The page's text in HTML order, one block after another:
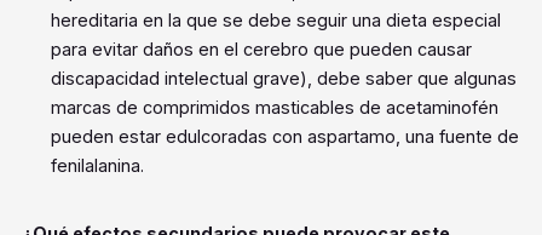
hereditaria en la que se debe seguir una dieta especial
para evitar daños en el cerebro que pueden causar
discapacidad intelectual grave), debe saber que algunas
marcas de comprimidos masticables de acetaminofén
pueden estar edulcoradas con aspartamo, una fuente de
fenilalanina.